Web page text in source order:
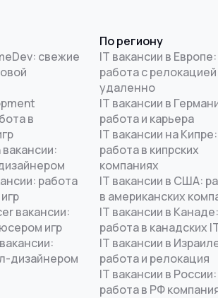
свежие
в
работа
вакансии:
игр
дизайнером
По региону
IT вакансии в Европе:
работа с релокацией
удаленно
IT вакансии в
работа и карьера
IT вакансии на Кипре:
работа в кипрских
компаниях
IT вакансии в США:
в американских
IT вакансии в Канаде:
работа в канадских
IT вакансии в
работа и релокация
IT вакансии в России:
работа в РФ